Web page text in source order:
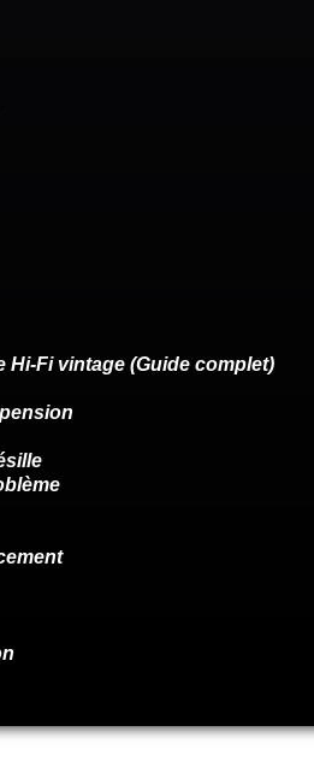
Hi-Fi vintage (Guide complet)